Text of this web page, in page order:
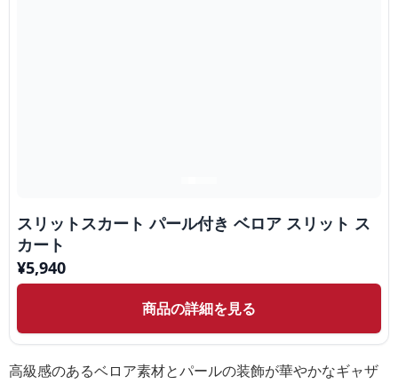
スリットスカート パール付き ベロア スリット ス
カート
¥5,940
商品の詳細を見る
高級感のあるベロア素材とパールの装飾が華やかなギャザ